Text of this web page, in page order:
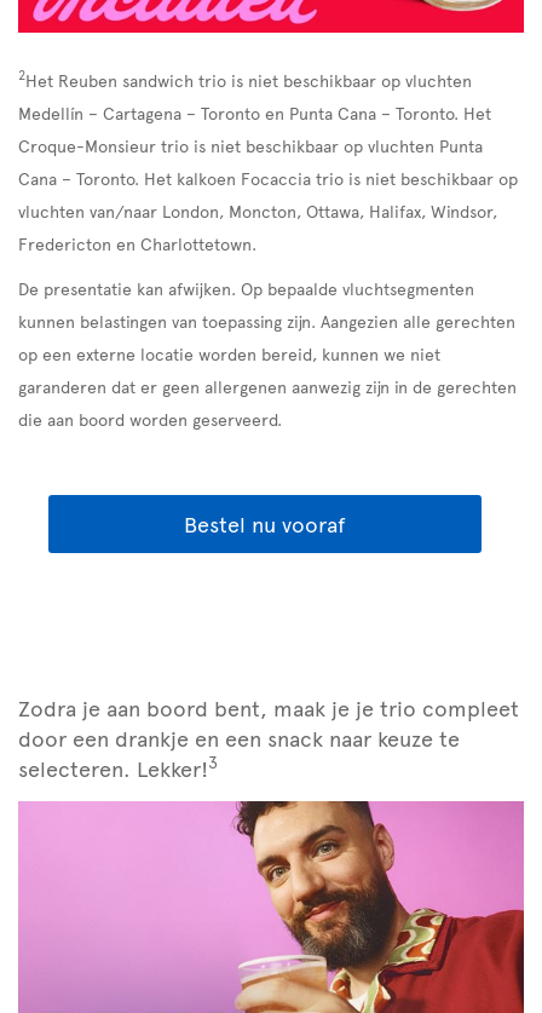
2Het Reuben sandwich trio is niet beschikbaar op vluchten
Medellín – Cartagena – Toronto en Punta Cana – Toronto. Het
Croque-Monsieur trio is niet beschikbaar op vluchten Punta
Cana – Toronto. Het kalkoen Focaccia trio is niet beschikbaar op
vluchten van/naar London, Moncton, Ottawa, Halifax, Windsor,
Fredericton en Charlottetown.
De presentatie kan afwijken. Op bepaalde vluchtsegmenten
kunnen belastingen van toepassing zijn. Aangezien alle gerechten
op een externe locatie worden bereid, kunnen we niet
garanderen dat er geen allergenen aanwezig zijn in de gerechten
die aan boord worden geserveerd.
Bestel nu vooraf
Zodra je aan boord bent, maak je je trio compleet
door een drankje en een snack naar keuze te
selecteren. Lekker!3